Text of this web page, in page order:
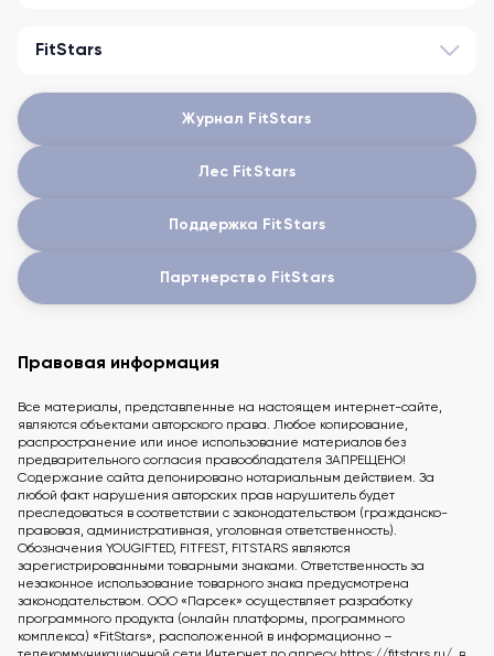
FitStars
Журнал FitStars
Лес FitStars
Поддержка FitStars
Партнерство FitStars
Правовая информация
Все материалы, представленные на настоящем интернет-сайте,
являются объектами авторского права. Любое копирование,
распространение или иное использование материалов без
предварительного согласия правообладателя ЗАПРЕЩЕНО!
Содержание сайта депонировано нотариальным действием. За
любой факт нарушения авторских прав нарушитель будет
преследоваться в соответствии с законодательством (гражданско-
правовая, административная, уголовная ответственность).
Обозначения YOUGIFTED, FITFEST, FITSTARS являются
зарегистрированными товарными знаками. Ответственность за
незаконное использование товарного знака предусмотрена
законодательством. ООО «Парсек» осуществляет разработку
программного продукта (онлайн платформы, программного
комплекса) «FitStars», расположенной в информационно –